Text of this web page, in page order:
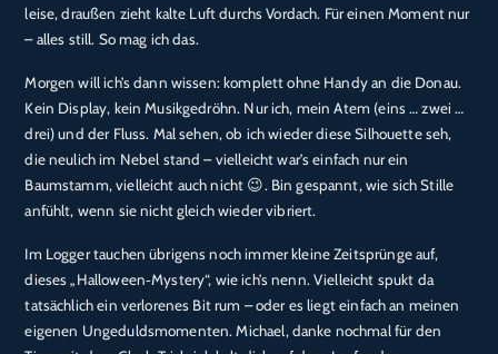
RTL+
EMBED
leise, draußen zieht kalte Luft durchs Vordach. Für einen Moment nur
– alles still. So mag ich das.
Morgen will ich’s dann wissen: komplett ohne Handy an die Donau.
Kein Display, kein Musikgedröhn. Nur ich, mein Atem (eins … zwei …
drei) und der Fluss. Mal sehen, ob ich wieder diese Silhouette seh,
die neulich im Nebel stand – vielleicht war’s einfach nur ein
Baumstamm, vielleicht auch nicht 😉. Bin gespannt, wie sich Stille
anfühlt, wenn sie nicht gleich wieder vibriert.
Im Logger tauchen übrigens noch immer kleine Zeitsprünge auf,
dieses „Halloween‑Mystery“, wie ich’s nenn. Vielleicht spukt da
tatsächlich ein verlorenes Bit rum – oder es liegt einfach an meinen
eigenen Ungeduldsmomenten. Michael, danke nochmal für den